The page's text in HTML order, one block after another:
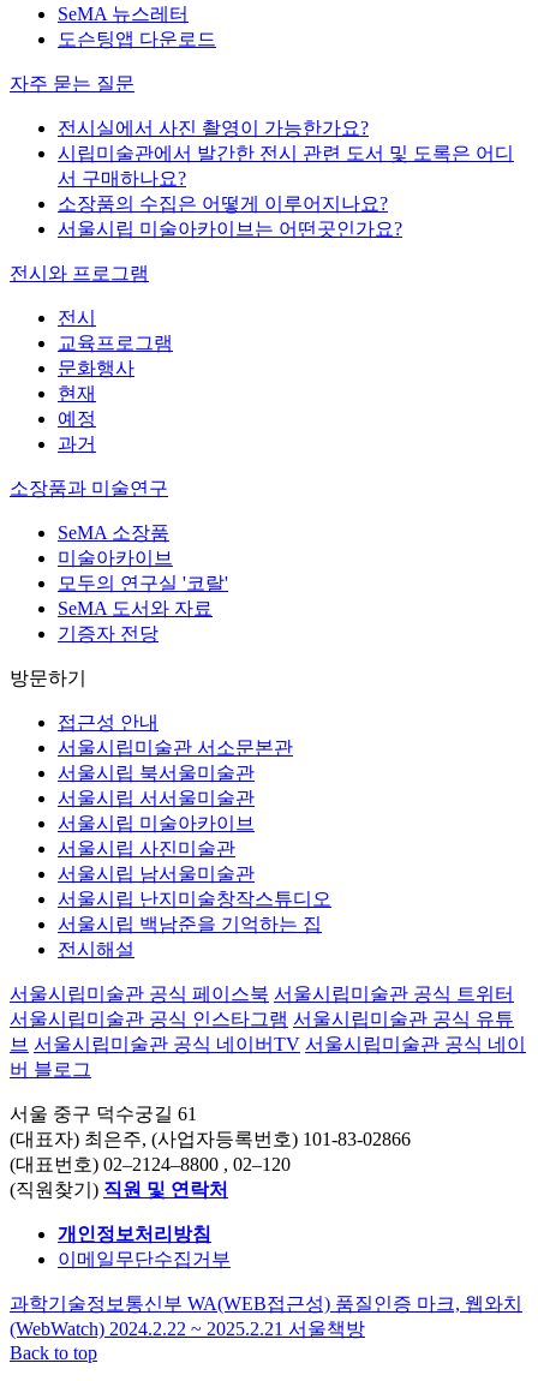
SeMA 뉴스레터
도슨팅앱 다운로드
자주 묻는 질문
전시실에서 사진 촬영이 가능한가요?
시립미술관에서 발간한 전시 관련 도서 및 도록은 어디
서 구매하나요?
소장품의 수집은 어떻게 이루어지나요?
서울시립 미술아카이브는 어떤곳인가요?
전시와 프로그램
전시
교육프로그램
문화행사
현재
예정
과거
소장품과 미술연구
SeMA 소장품
미술아카이브
모두의 연구실 '코랄'
SeMA 도서와 자료
기증자 전당
방문하기
접근성 안내
서울시립미술관 서소문본관
서울시립 북서울미술관
서울시립 서서울미술관
서울시립 미술아카이브
서울시립 사진미술관
서울시립 남서울미술관
서울시립 난지미술창작스튜디오
서울시립 백남준을 기억하는 집
전시해설
서울시립미술관 공식 페이스북 서울시립미술관 공식 트위터
서울시립미술관 공식 인스타그램 서울시립미술관 공식 유튜
브 서울시립미술관 공식 네이버TV 서울시립미술관 공식 네이
버 블로그
서울 중구 덕수궁길 61
(대표자) 최은주, (사업자등록번호) 101-83-02866
(대표번호) 02–2124–8800 , 02–120
(직원찾기) 직원 및 연락처
개인정보처리방침
이메일무단수집거부
과학기술정보통신부 WA(WEB접근성) 품질인증 마크, 웹와치
(WebWatch) 2024.2.22 ~ 2025.2.21 서울책방
Back to top